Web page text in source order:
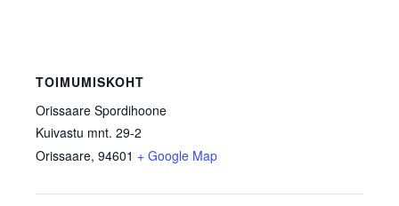
TOIMUMISKOHT
Orissaare Spordihoone
Kuivastu mnt. 29-2
Orissaare, 94601 + Google Map